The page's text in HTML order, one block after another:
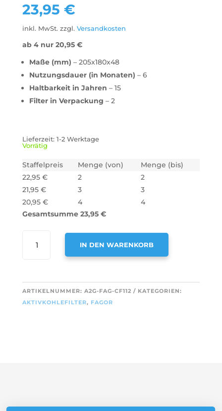
23,95 €
inkl. MwSt. zzgl. Versandkosten
ab 4 nur 20,95 €
Maße (mm) – 205x180x48
Nutzungsdauer (in Monaten) – 6
Haltbarkeit in Jahren – 15
Filter in Verpackung – 2
Lieferzeit: 1-2 Werktage
Vorrätig
Staffelpreis Menge (von)
Menge (bis)
22,95 € 2
2
21,95 € 3
3
20,95 € 4
4
Gesamtsumme 23,95 €
AKTIVKOHLEFILTER
FÜR
FAGOR
71X1522
IN DEN WARENKORB
T
E
ARTIKELNUMMER: A2G-FAG-CF112
KATEGORIEN:
AKTIVKOHLEFILTER, FAGOR